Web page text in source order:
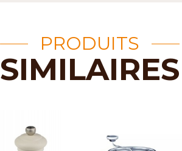
PRODUITS
SIMILAIRES